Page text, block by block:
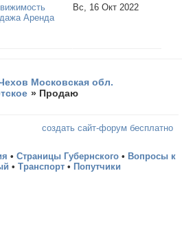
Аренда
Вс, 16 Окт 2022
Московская обл.
» Продаю
создать сайт-форум бесплатно
• Страницы Губернского • Вопросы к
• Транспорт • Попутчики